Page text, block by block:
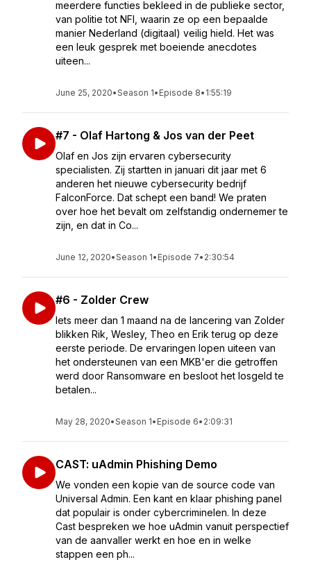
meerdere functies bekleed in de publieke sector,
van politie tot NFI, waarin ze op een bepaalde
manier Nederland (digitaal) veilig hield. Het was
een leuk gesprek met boeiende anecdotes
uiteen...
June 25, 2020•Season 1• Episode 8• 1:55:19
#7 - Olaf Hartong & Jos van der Peet
Olaf en Jos zijn ervaren cybersecurity
specialisten. Zij startten in januari dit jaar met 6
anderen het nieuwe cybersecurity bedrijf
FalconForce. Dat schept een band! We praten
over hoe het bevalt om zelfstandig ondernemer te
zijn, en dat in Co...
June 12, 2020•Season 1• Episode 7• 2:30:54
#6 - Zolder Crew
Iets meer dan 1 maand na de lancering van Zolder
blikken Rik, Wesley, Theo en Erik terug op deze
eerste periode. De ervaringen lopen uiteen van
het ondersteunen van een MKB'er die getroffen
werd door Ransomware en besloot het losgeld te
betalen...
May 28, 2020•Season 1• Episode 6• 2:09:31
CAST: uAdmin Phishing Demo
We vonden een kopie van de source code van
Universal Admin. Een kant en klaar phishing panel
dat populair is onder cybercriminelen. In deze
Cast bespreken we hoe uAdmin vanuit perspectief
van de aanvaller werkt en hoe en in welke
stappen een ph...